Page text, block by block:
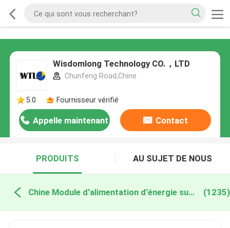
Wisdomlong Technology CO.，LTD
Chunfeng Road,Chine
5.0 Fournisseur vérifié
Appelle maintenant Contact
PRODUITS AU SUJET DE NOUS
Chine Module d'alimentation d'énergie superflu (1235)